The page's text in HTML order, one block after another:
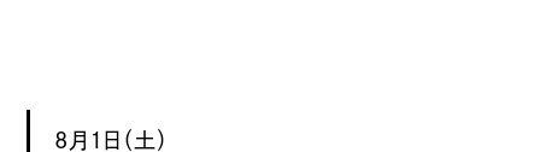
8月1日（土）